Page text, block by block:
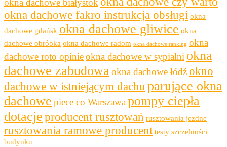
okna dachowe białystok
okna dachowe fakro instrukcja obsługi okna
dachowe gdańsk okna dachowe gliwice okna
dachowe obróbka okna dachowe radom okna dachowe ranking okna
dachowe roto opinieokna dachowe w sypialni okna
dachowe zabudowaokna dachowe łódźokno
dachowe w istniejącym dachu parujące okna
dachowe piece co Warszawapompy ciepła
dotacje producent rusztowań rusztowania jezdne
rusztowania ramowe producent testy szczelności
budynku